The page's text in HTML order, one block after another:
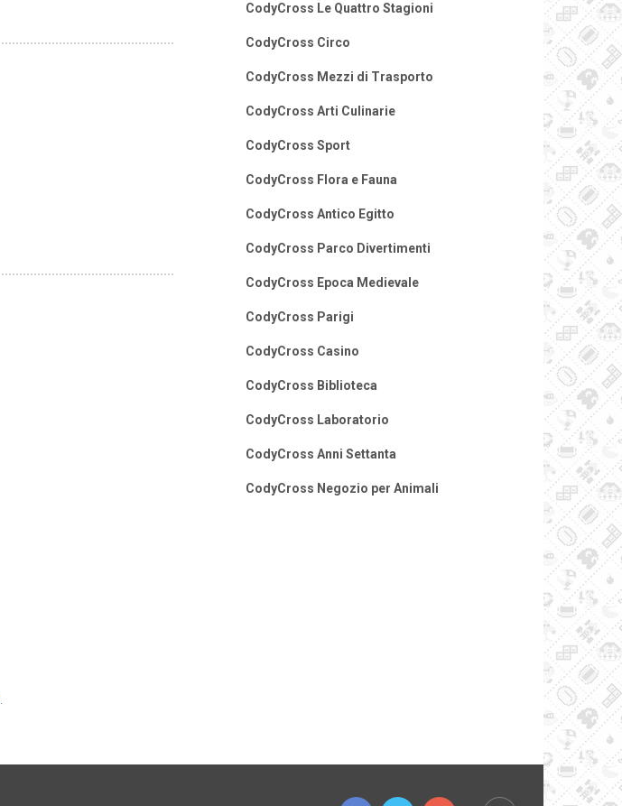
CodyCross Le Quattro Stagioni
CodyCross Circo
CodyCross Mezzi di Trasporto
CodyCross Arti Culinarie
CodyCross Sport
CodyCross Flora e Fauna
CodyCross Antico Egitto
CodyCross Parco Divertimenti
CodyCross Epoca Medievale
CodyCross Parigi
CodyCross Casino
CodyCross Biblioteca
CodyCross Laboratorio
CodyCross Anni Settanta
CodyCross Negozio per Animali